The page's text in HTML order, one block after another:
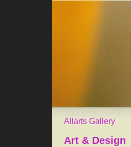
Allarts Gallery
Art & Design